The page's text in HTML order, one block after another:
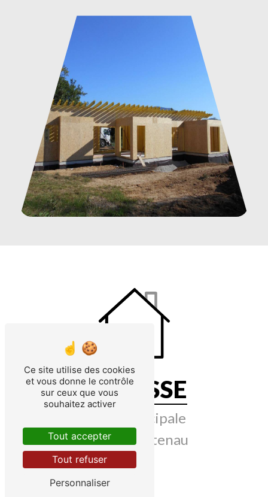
ADRESSE
5 Rue principale
67220 Breitenau
Ce site utilise des cookies
et vous donne le contrôle
sur ceux que vous
souhaitez activer
Tout accepter
Tout refuser
Personnaliser